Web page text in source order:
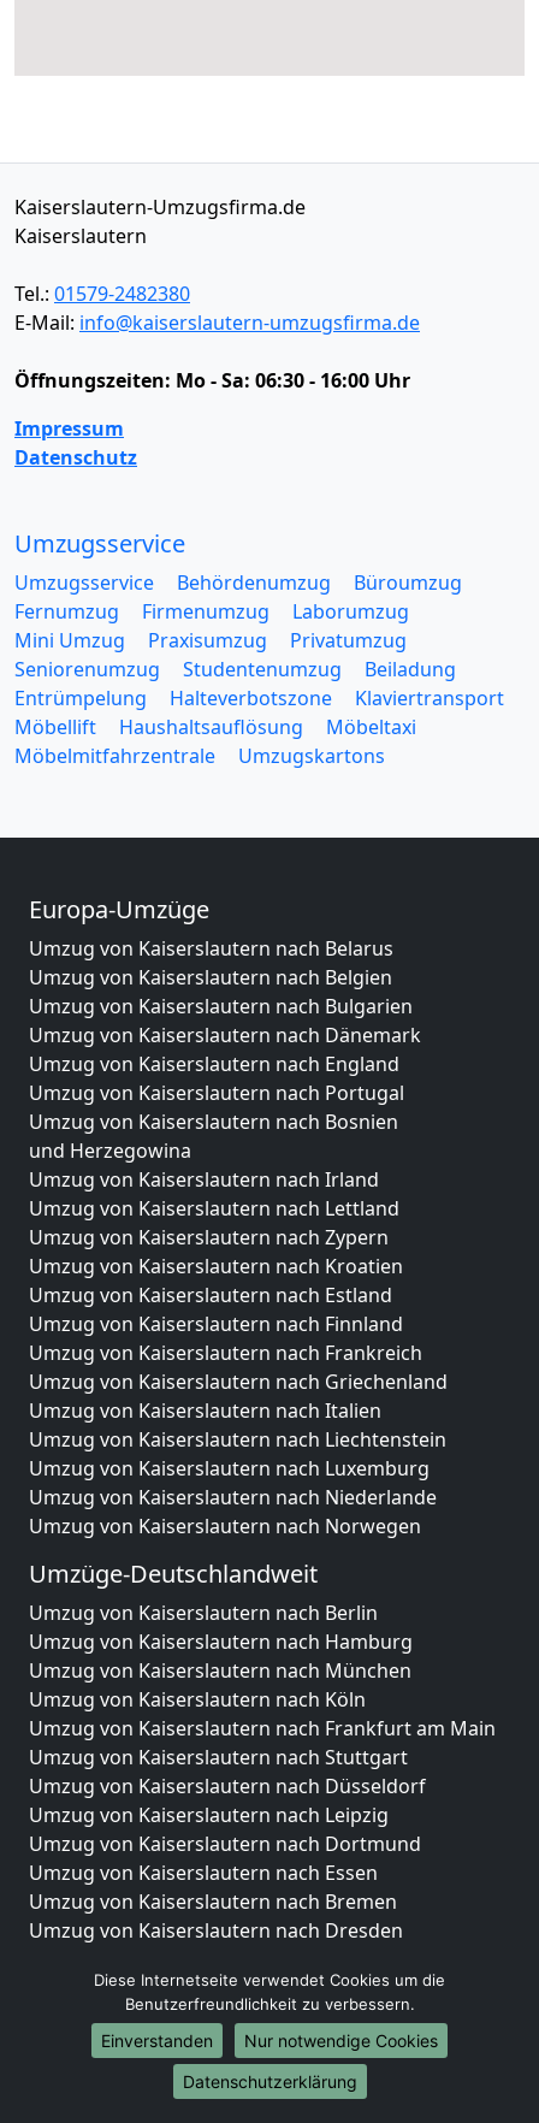
Kaiserslautern-Umzugsfirma.de
Kaiserslautern
Tel.: 01579-2482380
E-Mail: info@kaiserslautern-umzugsfirma.de
Öffnungszeiten: Mo - Sa: 06:30 - 16:00 Uhr
Impressum
Datenschutz
Umzugsservice
Umzugsservice Behördenumzug
Büroumzug
Fernumzug
Firmenumzug
Laborumzug
Mini Umzug
Praxisumzug
Privatumzug
Seniorenumzug
Studentenumzug
Beiladung
Entrümpelung
Halteverbotszone
Klaviertransport
Möbellift
Haushaltsauflösung
Möbeltaxi
Möbelmitfahrzentrale
Umzugskartons
Europa-Umzüge
Umzug von Kaiserslautern nach Belarus
Umzug von Kaiserslautern nach Belgien
Umzug von Kaiserslautern nach Bulgarien
Umzug von Kaiserslautern nach Dänemark
Umzug von Kaiserslautern nach England
Umzug von Kaiserslautern nach Portugal
Umzug von Kaiserslautern nach Bosnien
und Herzegowina
Umzug von Kaiserslautern nach Irland
Umzug von Kaiserslautern nach Lettland
Umzug von Kaiserslautern nach Zypern
Umzug von Kaiserslautern nach Kroatien
Umzug von Kaiserslautern nach Estland
Umzug von Kaiserslautern nach Finnland
Umzug von Kaiserslautern nach Frankreich
Umzug von Kaiserslautern nach Griechenland
Umzug von Kaiserslautern nach Italien
Umzug von Kaiserslautern nach Liechtenstein
Umzug von Kaiserslautern nach Luxemburg
Umzug von Kaiserslautern nach Niederlande
Umzug von Kaiserslautern nach Norwegen
Umzüge-Deutschlandweit
Umzug von Kaiserslautern nach Berlin
Umzug von Kaiserslautern nach Hamburg
Umzug von Kaiserslautern nach München
Umzug von Kaiserslautern nach Köln
Umzug von Kaiserslautern nach Frankfurt am Main
Umzug von Kaiserslautern nach Stuttgart
Umzug von Kaiserslautern nach Düsseldorf
Umzug von Kaiserslautern nach Leipzig
Umzug von Kaiserslautern nach Dortmund
Umzug von Kaiserslautern nach Essen
Umzug von Kaiserslautern nach Bremen
Umzug von Kaiserslautern nach Dresden
Umzug von Kaiserslautern nach Nürnberg
Umzug von Kaiserslautern nach Duisburg
Umzug von Kaiserslautern nach Bochum
Umzug von Kaiserslautern nach Wuppertal
Umzug von Kaiserslautern nach Bielefeld
Diese Internetseite verwendet Cookies um die
Benutzerfreundlichkeit zu verbessern.
Einverstanden
Nur notwendige Cookies
Datenschutzerklärung